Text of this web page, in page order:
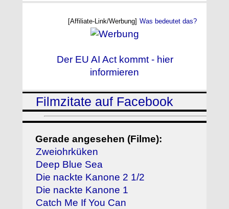
[Affiliate-Link/Werbung] Was bedeutet das?
Der EU AI Act kommt - hier
informieren
Filmzitate auf Facebook
Gerade angesehen (Filme):
Zweiohrküken
Deep Blue Sea
Die nackte Kanone 2 1/2
Die nackte Kanone 1
Catch Me If You Can